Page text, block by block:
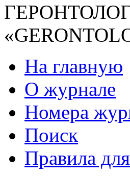
На главную
О журнале
Номера
Поиск
Правила